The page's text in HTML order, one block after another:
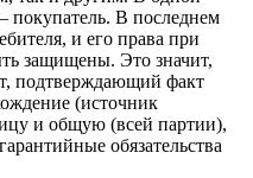
покупатель. В последнем
и его права при
защищены. Это значит,
подтверждающий факт
(источник
и общую (всей партии),
обязательства